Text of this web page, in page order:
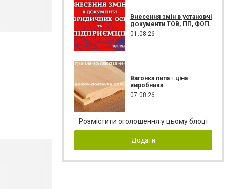
Внесення змін в установчі
документи ТОВ, ПП, ФОП.
01.08.26
Вагонка липа - ціна
виробника
07.08.26
Розмістити оголошення у цьому блоці
Додати